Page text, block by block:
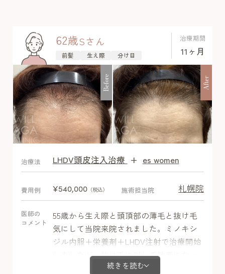
す。経過中副作用は認めませんでした。
62歳Sさん
前髪 生え際 分け目
治療期間
11ヶ月
Before After
After
治療法 LHDV頭皮注入治療 + es women
費用例 ¥540,000（税込） 施術担当院 札幌院
医師の
コメント
55歳から生え際と頭頂部の薄毛と抜け毛
気にして当院来院されました。ミノキシ
ジル内服＋栄養剤＋LHDV注射で治療開始
しましたが、抜け毛に対して敏感になっ
ているため1か月目の初期脱毛を気にされ
続きを読む